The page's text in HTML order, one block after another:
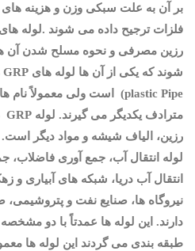
بر آن به علت سبکی وزن و هزینه های
فلزات ترجیح داده می شوند .لوله
رزین مصرفی و نحوه مسلح شدن آن
شوند که یکی از آن ها لوله های GRP
plastic Pipe)
است ولی معمولاً نام
مترادف یکدیگر می گیرند. لوله GRP
رزین، الیاف شیشه و مواد دیگر است.
لوله انتقال آب، جمع آوری
انتقال آب دریا، شبکه های آبیاری
نیروگاه ها، صنایع نفت و پتروشیمی،
دارند. این لوله ها عمدتاً با دو